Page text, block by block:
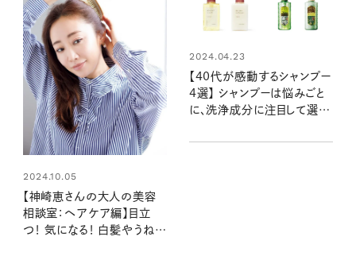
2024.10.05
【神崎恵さんの大人の美容
相談室：ヘアケア編】目立
つ！ 気になる！ 白髪やうね
2024.04.23
【40代が感動するシャンプー
4選】 シャンプーは悩みごと
に、洗浄成分に注目して選ぶ
く大人の髪悩みを改善